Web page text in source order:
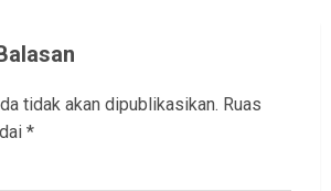
tidak akan dipublikasikan. Ruas
*